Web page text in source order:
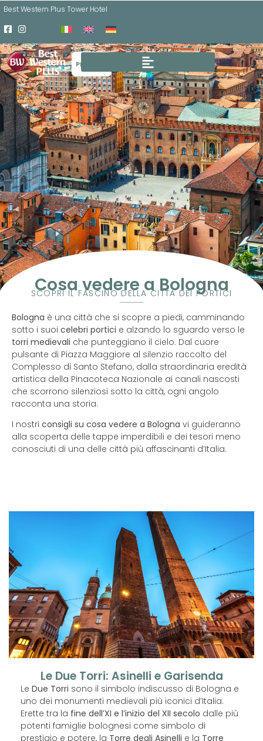
Best Western Plus Tower Hotel
PRENOTA
Cosa vedere a Bologna
SCOPRI IL FASCINO DELLA CITTÀ DEI PORTICI
Bologna è una città che si scopre a piedi, camminando
sotto i suoi celebri portici e alzando lo sguardo verso le
torri medievali che punteggiano il cielo. Dal cuore
pulsante di Piazza Maggiore al silenzio raccolto del
Complesso di Santo Stefano, dalla straordinaria eredità
artistica della Pinacoteca Nazionale ai canali nascosti
che scorrono silenziosi sotto la città, ogni angolo
racconta una storia.
I nostri consigli su cosa vedere a Bologna vi guideranno
alla scoperta delle tappe imperdibili e dei tesori meno
conosciuti di una delle città più affascinanti d’Italia.
Le Due Torri: Asinelli e Garisenda
Le Due Torri sono il simbolo indiscusso di Bologna e
uno dei monumenti medievali più iconici d’Italia.
Erette tra la fine dell’XI e l’inizio del XII secolo dalle più
potenti famiglie bolognesi come simbolo di
prestigio e potere, la Torre degli Asinelli e la Torre